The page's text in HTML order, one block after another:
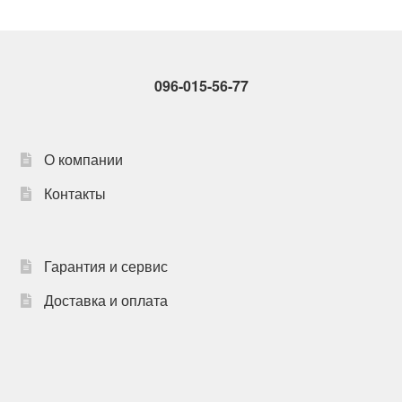
096-015-56-77
О компании
Контакты
Гарантия и сервис
Доставка и оплата